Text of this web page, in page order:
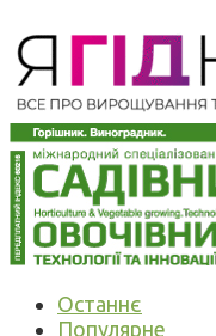
Останнє
Популярне